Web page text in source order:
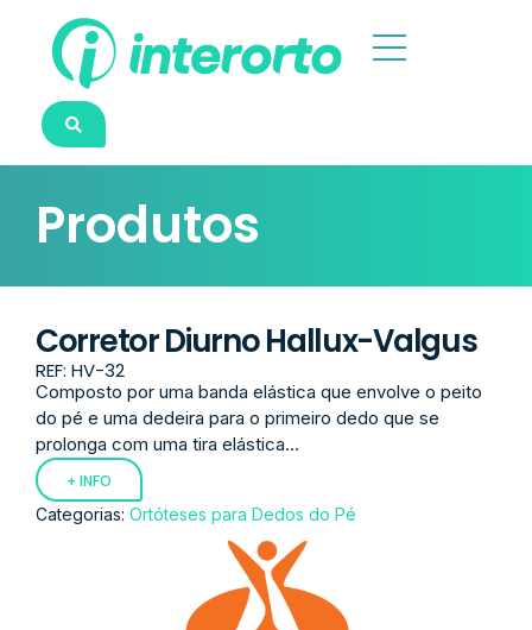
Produtos
Corretor Diurno Hallux-Valgus
REF: HV-32
Composto por uma banda elástica que envolve o peito
do pé e uma dedeira para o primeiro dedo que se
prolonga com uma tira elástica...
+ INFO
Categorias: Ortóteses para Dedos do Pé